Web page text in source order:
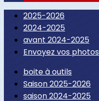
2025-2026
2024-2025
avant 2024-2025
Envoyez vos photos
boite à outils
Saison 2025-2026
saison 2024-2025